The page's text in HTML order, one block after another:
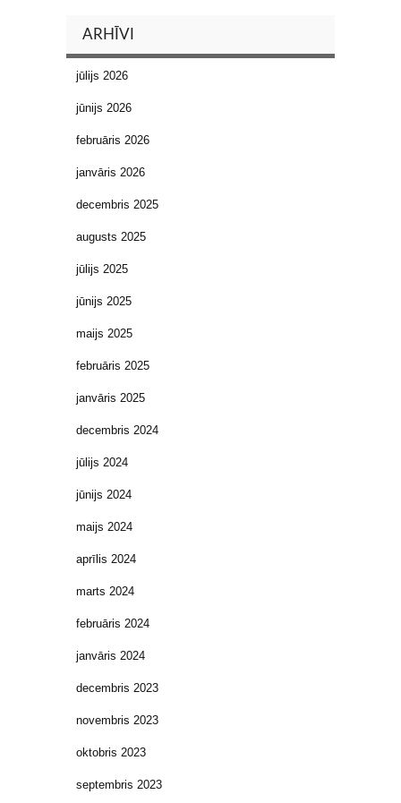
ARHĪVI
jūlijs 2026
jūnijs 2026
februāris 2026
janvāris 2026
decembris 2025
augusts 2025
jūlijs 2025
jūnijs 2025
maijs 2025
februāris 2025
janvāris 2025
decembris 2024
jūlijs 2024
jūnijs 2024
maijs 2024
aprīlis 2024
marts 2024
februāris 2024
janvāris 2024
decembris 2023
novembris 2023
oktobris 2023
septembris 2023